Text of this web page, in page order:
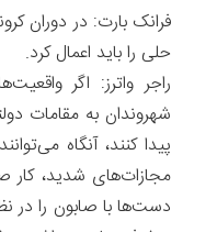
فرانک بارت: در دوران
حلی را باید اعمال کرد.
راجر واترز: اگر
شهروندان به مقامات
پیدا کنند، آنگاه
مجازات‌های شدید، کار
دست‌ها با صابون را در